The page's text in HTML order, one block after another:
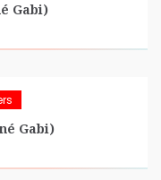
Gabi)
Gabi)